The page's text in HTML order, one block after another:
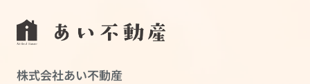
株式会社あい不動産